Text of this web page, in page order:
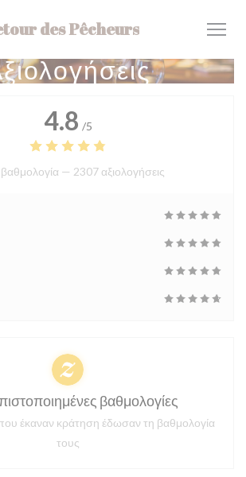
des Pêcheurs
4.8 /5
— 2307 αξιολογήσεις
βαθμολογίες
έκαναν κράτηση έδωσαν τη βαθμολογία
τους